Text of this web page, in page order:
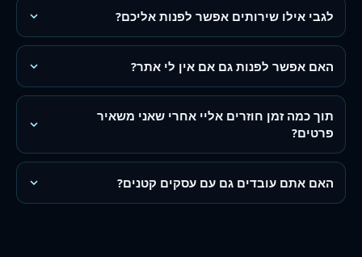
לגבי אילו שירותים אפשר לפנות אליכם?
האם אפשר לפנות גם אם אין לי אתר?
תוך כמה זמן חוזרים אליי אחרי שאני משאיר
פרטים?
האם אתם עובדים גם עם עסקים קטנים?